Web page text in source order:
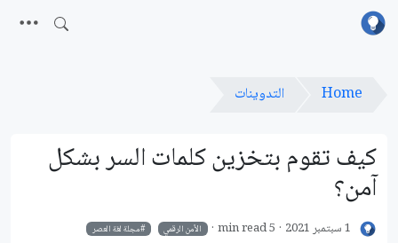
Home التدوينات
كيف تقوم بتخزين كلمات السر بشكل
آمن؟
1 سبتمبر 2021 5 min read اﻷمن الرقمي مجلة لغة العصر